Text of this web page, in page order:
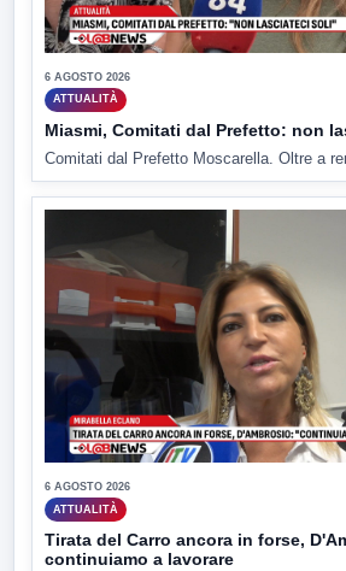
6 AGOSTO 2026
ATTUALITÀ
Miasmi, Comitati dal Prefetto: non
Comitati dal Prefetto Moscarella. Oltre a
6 AGOSTO 2026
ATTUALITÀ
Tirata del Carro ancora in forse,
continuiamo a lavorare